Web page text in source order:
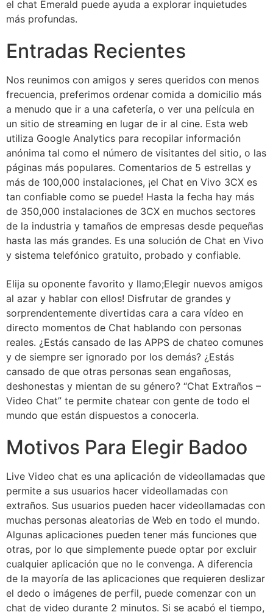
el chat Emerald puede ayuda a explorar inquietudes
más profundas.
Entradas Recientes
Nos reunimos con amigos y seres queridos con menos
frecuencia, preferimos ordenar comida a domicilio más
a menudo que ir a una cafetería, o ver una película en
un sitio de streaming en lugar de ir al cine. Esta web
utiliza Google Analytics para recopilar información
anónima tal como el número de visitantes del sitio, o las
páginas más populares. Comentarios de 5 estrellas y
más de 100,000 instalaciones, ¡el Chat en Vivo 3CX es
tan confiable como se puede! Hasta la fecha hay más
de 350,000 instalaciones de 3CX en muchos sectores
de la industria y tamaños de empresas desde pequeñas
hasta las más grandes. Es una solución de Chat en Vivo
y sistema telefónico gratuito, probado y confiable.
Elija su oponente favorito y llamo;Elegir nuevos amigos
al azar y hablar con ellos! Disfrutar de grandes y
sorprendentemente divertidas cara a cara vídeo en
directo momentos de Chat hablando con personas
reales. ¿Estás cansado de las APPS de chateo comunes
y de siempre ser ignorado por los demás? ¿Estás
cansado de que otras personas sean engañosas,
deshonestas y mientan de su género? “Chat Extraños –
Video Chat” te permite chatear con gente de todo el
mundo que están dispuestos a conocerla.
Motivos Para Elegir Badoo
Live Video chat es una aplicación de videollamadas que
permite a sus usuarios hacer videollamadas con
extraños. Sus usuarios pueden hacer videollamadas con
muchas personas aleatorias de Web en todo el mundo.
Algunas aplicaciones pueden tener más funciones que
otras, por lo que simplemente puede optar por excluir
cualquier aplicación que no le convenga. A diferencia
de la mayoría de las aplicaciones que requieren deslizar
el dedo o imágenes de perfil, puede comenzar con un
chat de video durante 2 minutos. Si se acabó el tiempo,